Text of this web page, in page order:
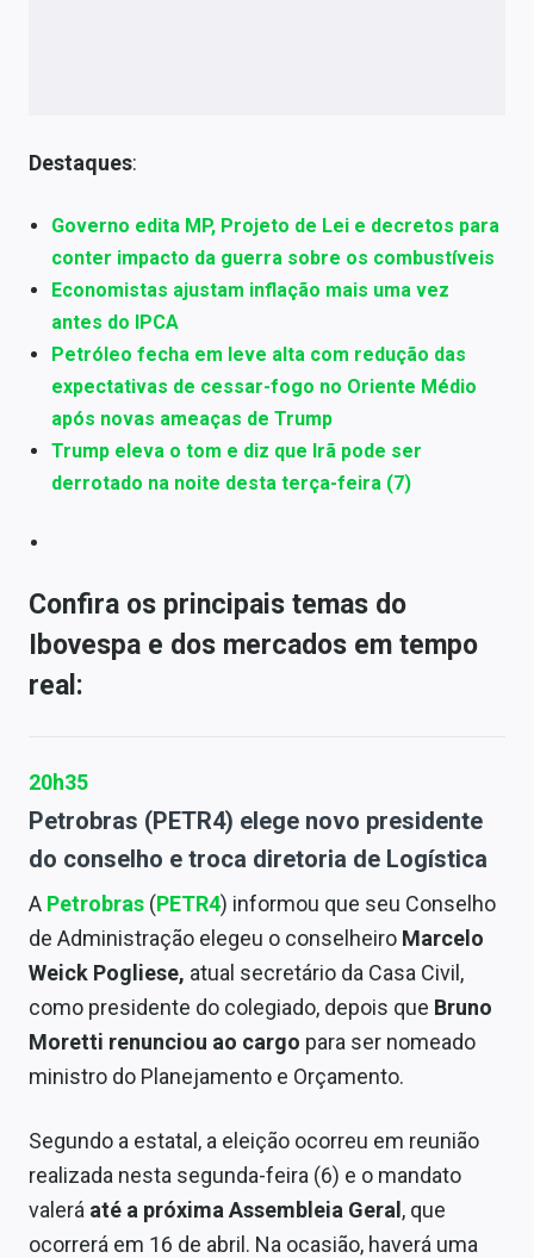
Destaques:
Governo edita MP, Projeto de Lei e decretos para
conter impacto da guerra sobre os combustíveis
Economistas ajustam inflação mais uma vez
antes do IPCA
Petróleo fecha em leve alta com redução das
expectativas de cessar-fogo no Oriente Médio
após novas ameaças de Trump
Trump eleva o tom e diz que Irã pode ser
derrotado na noite desta terça-feira (7)
Confira os principais temas do
Ibovespa e dos mercados em tempo
real:
20h35
Petrobras (PETR4) elege novo presidente
do conselho e troca diretoria de Logística
A Petrobras (PETR4) informou que seu Conselho
de Administração elegeu o conselheiro Marcelo
Weick Pogliese, atual secretário da Casa Civil,
como presidente do colegiado, depois que Bruno
Moretti renunciou ao cargo para ser nomeado
ministro do Planejamento e Orçamento.
Segundo a estatal, a eleição ocorreu em reunião
realizada nesta segunda-feira (6) e o mandato
valerá até a próxima Assembleia Geral , que
ocorrerá em 16 de abril. Na ocasião, haverá uma